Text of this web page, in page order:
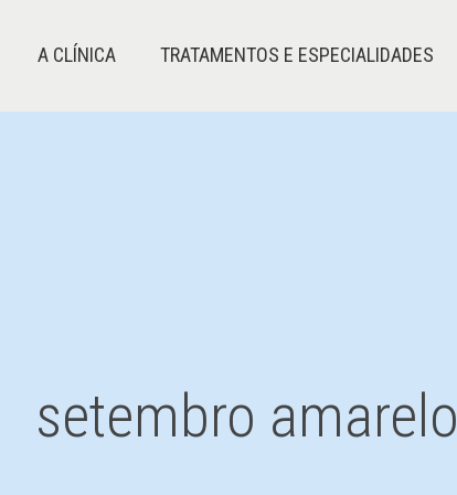
A CLÍNICA TRATAMENTOS E ESPECIALIDADES
setembro amarelo